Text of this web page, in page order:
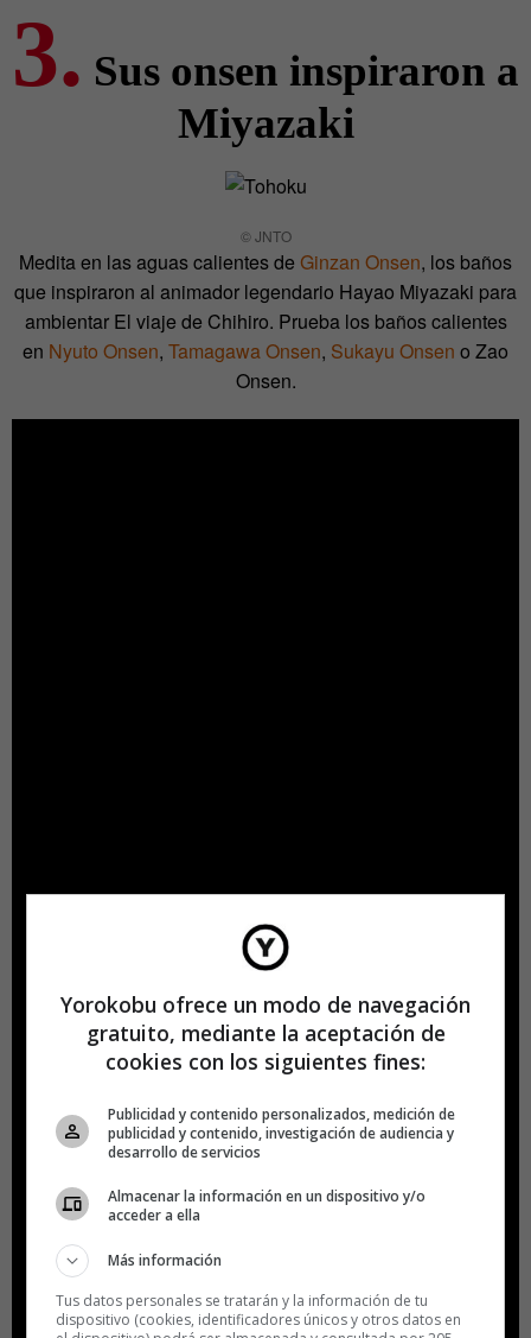
3. Sus onsen inspiraron a
Miyazaki
© JNTO
Medita en las aguas calientes de Ginzan Onsen, los baños
que inspiraron al animador legendario Hayao Miyazaki para
ambientar El viaje de Chihiro. Prueba los baños calientes
en Nyuto Onsen, Tamagawa Onsen, Sukayu Onsen o Zao
Onsen.
Yorokobu ofrece un modo de navegación
gratuito, mediante la aceptación de
cookies con los siguientes fines:
Publicidad y contenido personalizados, medición de
publicidad y contenido, investigación de audiencia y
desarrollo de servicios
Almacenar la información en un dispositivo y/o
acceder a ella
Más información
Tus datos personales se tratarán y la información de tu
dispositivo (cookies, identificadores únicos y otros datos en